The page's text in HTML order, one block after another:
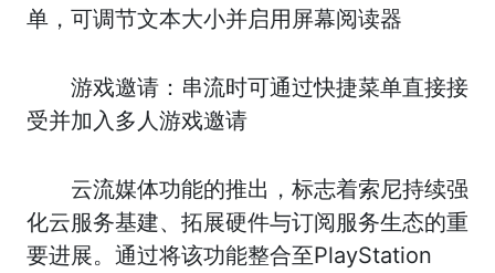
单，可调节文本大小并启用屏幕阅读器
游戏邀请：串流时可通过快捷菜单直接接
受并加入多人游戏邀请
云流媒体功能的推出，标志着索尼持续强
化云服务基建、拓展硬件与订阅服务生态的重
要进展。通过将该功能整合至PlayStation